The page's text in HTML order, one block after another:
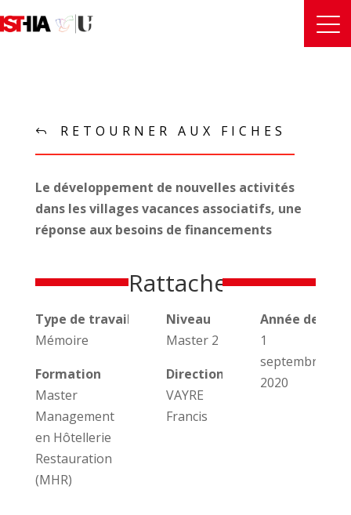
RETOURNER AUX FICHES
Le développement de nouvelles activités
dans les villages vacances associatifs, une
réponse aux besoins de financements
Rattachements
Type de travail universitaire
Mémoire
Formation
Master
Management
en Hôtellerie
Restauration
(MHR)
Niveau
Master 2
Direction des travaux
VAYRE
Francis
Année de
1
septembre
2020